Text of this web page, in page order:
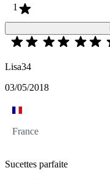
1
Lisa34
03/05/2018
France
Sucettes parfaite